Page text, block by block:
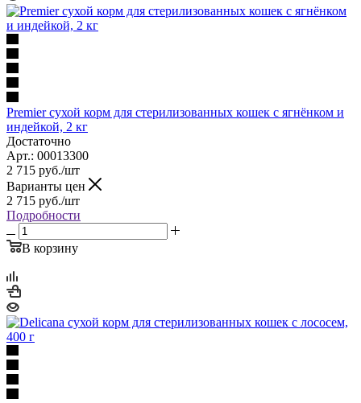
Premier сухой корм для стерилизованных кошек с ягнёнком и
индейкой, 2 кг
Достаточно
Арт.: 00013300
2 715 руб./шт
Варианты цен
2 715 руб./шт
Подробности
В корзину